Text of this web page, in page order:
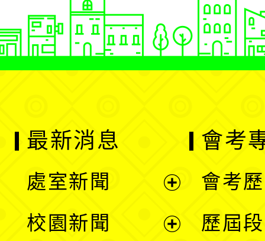
最新消息
處室新聞
校園新聞
會考
會考
歷屆